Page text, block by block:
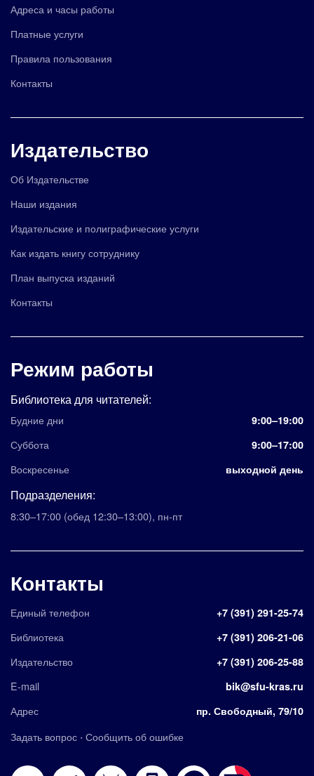
Адреса и часы работы
Платные услуги
Правила пользования
Контакты
Издательство
Об Издательстве
Наши издания
Издательские и полиграфические услуги
Как издать книгу сотруднику
План выпуска изданий
Контакты
Режим работы
Библиотека для читателей:
Будние дни 9:00–19:00
Суббота 9:00–17:00
Воскресенье выходной день
Подразделения:
8:30–17:00 (обед 12:30–13:00), пн-пт
Контакты
Единый телефон +7 (391) 291-25-74
Библиотека +7 (391) 206-21-06
Издательство +7 (391) 206-25-88
E-mail bik@sfu-kras.ru
Адрес пр. Свободный, 79/10
Задать вопрос · Сообщить об ошибке